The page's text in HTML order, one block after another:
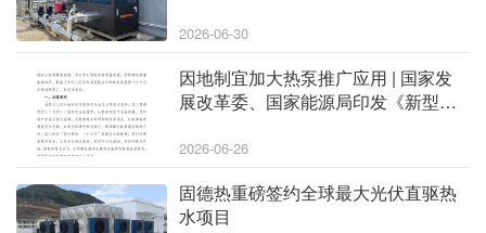
2026-06-30
因地制宜加大热泵推广应用 | 国家发
展改革委、国家能源局印发《新型能
2026-06-26
固德热重磅签约全球最大光伏直驱热
水项目